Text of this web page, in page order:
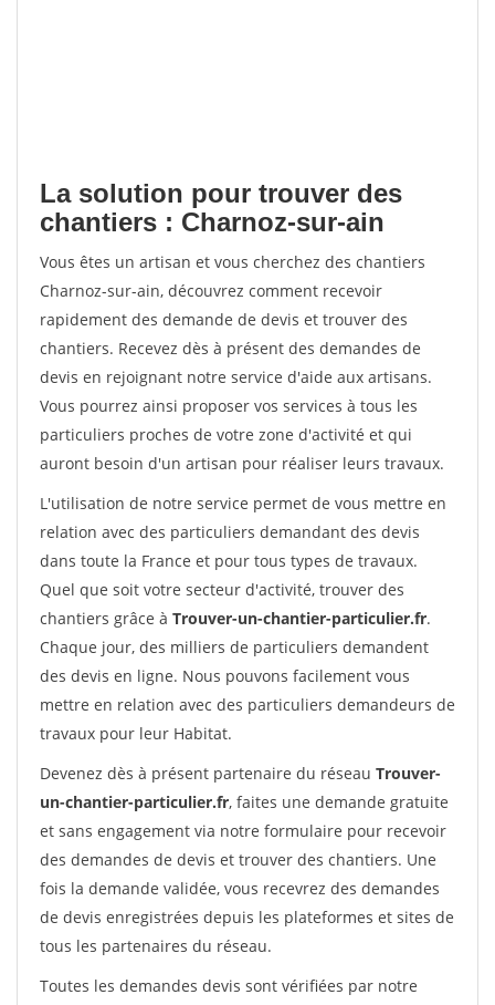
La solution pour trouver des
chantiers : Charnoz-sur-ain
Vous êtes un artisan et vous cherchez des chantiers
Charnoz-sur-ain, découvrez comment recevoir
rapidement des demande de devis et trouver des
chantiers. Recevez dès à présent des demandes de
devis en rejoignant notre service d'aide aux artisans.
Vous pourrez ainsi proposer vos services à tous les
particuliers proches de votre zone d'activité et qui
auront besoin d'un artisan pour réaliser leurs travaux.
L'utilisation de notre service permet de vous mettre en
relation avec des particuliers demandant des devis
dans toute la France et pour tous types de travaux.
Quel que soit votre secteur d'activité, trouver des
chantiers grâce à Trouver-un-chantier-particulier.fr.
Chaque jour, des milliers de particuliers demandent
des devis en ligne. Nous pouvons facilement vous
mettre en relation avec des particuliers demandeurs de
travaux pour leur Habitat.
Devenez dès à présent partenaire du réseau Trouver-
un-chantier-particulier.fr, faites une demande gratuite
et sans engagement via notre formulaire pour recevoir
des demandes de devis et trouver des chantiers. Une
fois la demande validée, vous recevrez des demandes
de devis enregistrées depuis les plateformes et sites de
tous les partenaires du réseau.
Toutes les demandes devis sont vérifiées par notre